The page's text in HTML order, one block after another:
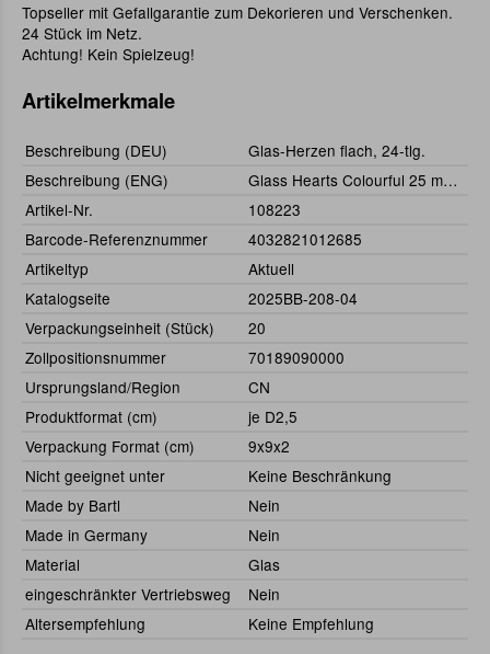
Topseller mit Gefallgarantie zum Dekorieren und Verschenken.
24 Stück im Netz.
Achtung! Kein Spielzeug!
Artikelmerkmale
Beschreibung (DEU)
Glas-Herzen flach, 24-tlg.
Beschreibung (ENG)
Glass Hearts Colourful 25 mm, (24 pieces)
Artikel-Nr.
108223
Barcode-Referenznummer
4032821012685
Artikeltyp
Aktuell
Katalogseite
2025BB-208-04
Verpackungseinheit (Stück)
20
Zollpositionsnummer
70189090000
Ursprungsland/Region
CN
Produktformat (cm)
je D2,5
Verpackung Format (cm)
9x9x2
Nicht geeignet unter
Keine Beschränkung
Made by Bartl
Nein
Made in Germany
Nein
Material
Glas
eingeschränkter Vertriebsweg
Nein
Altersempfehlung
Keine Empfehlung